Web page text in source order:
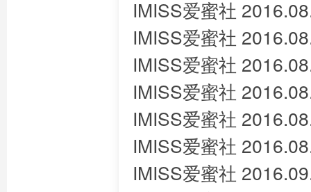
IMISS爱蜜社
IMISS爱蜜社
IMISS爱蜜社
IMISS爱蜜社
IMISS爱蜜社
IMISS爱蜜社
IMISS爱蜜社